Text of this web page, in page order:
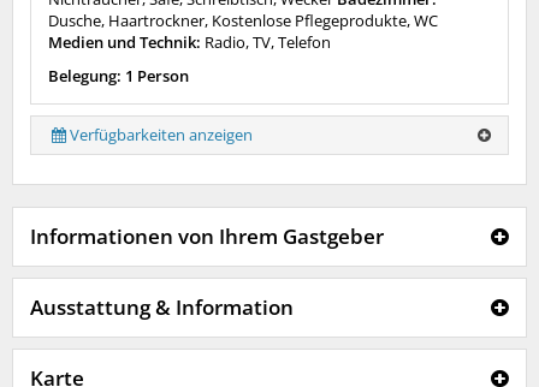
Dusche, Haartrockner, Kostenlose Pflegeprodukte, WC
Medien und Technik: Radio, TV, Telefon
Belegung: 1 Person
Verfügbarkeiten anzeigen
Informationen von Ihrem Gastgeber
Ausstattung & Information
Karte